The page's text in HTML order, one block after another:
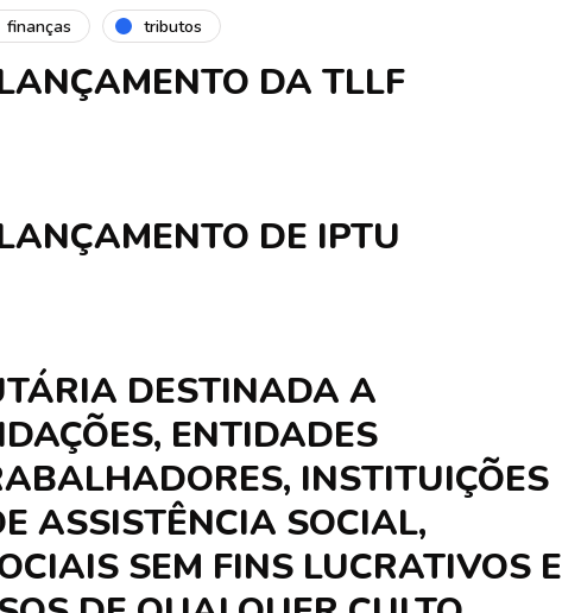
finanças tributos
DA TLLF
DE IPTU
DESTINADA A
ENTIDADES
INSTITUIÇÕES
ASSISTÊNCIA SOCIAL,
SEM FINS LUCRATIVOS E